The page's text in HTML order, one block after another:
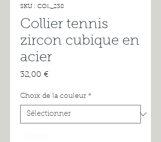
SKU : COL_238
Collier tennis
zircon cubique en
acier
32,00 €Prix
Choix de la couleur *